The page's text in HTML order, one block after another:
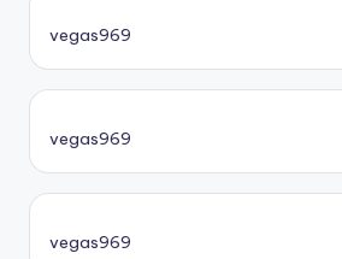
vegas969
vegas969
vegas969